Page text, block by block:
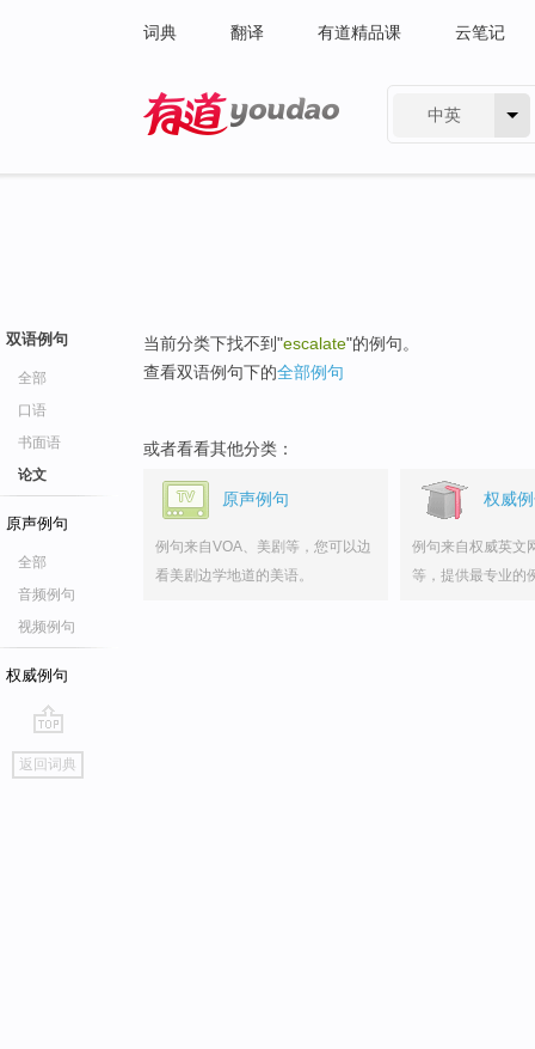
词典 翻译 有道精品课 云笔记
中英
双语例句
全部
口语
书面语
论文
原声例句
全部
音频例句
视频例句
权威例句
go
top
返回词典
当前分类下找不到"escalate"的例句。
查看双语例句下的全部例句
或者看看其他分类：
原声例句
例句来自VOA、美剧等，您可以边
看美剧边学地道的美语。
权威
例句来自权威英文
等，提供最专业的